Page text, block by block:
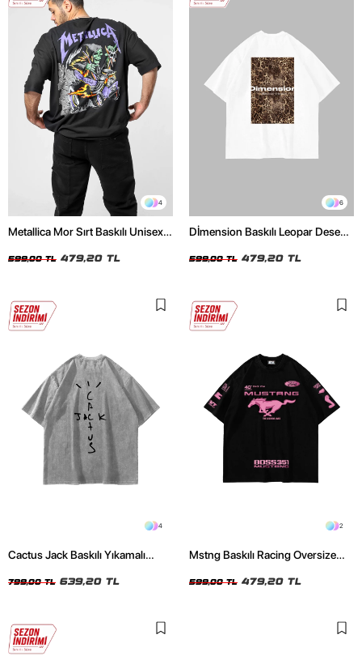
4
Metallica Mor Sırt Baskılı Unisex
599,00 TL 479,20 TL
6
Dİmension Baskılı Leopar Desenli
Tshirt
599,00 TL 479,20 TL
4
Cactus Jack Baskılı Yıkamalı
799,00 TL 639,20 TL
2
Mstng Baskılı Racing Oversize
599,00 TL 479,20 TL